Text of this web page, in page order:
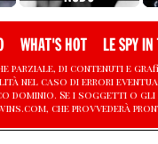
WHAT'S HOT LE SPY IN
di contenuti e
nel caso di errori
dominio. Se i soggetti
che provvederà